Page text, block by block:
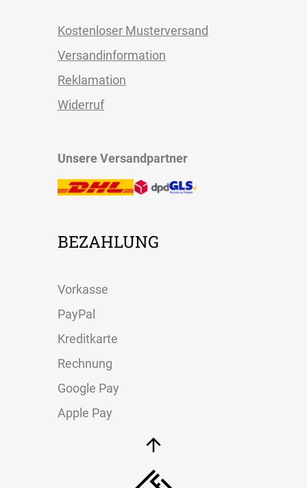
Kostenloser Musterversand
Versandinformation
Reklamation
Widerruf
Unsere Versandpartner
BEZAHLUNG
Vorkasse
PayPal
Kreditkarte
Rechnung
Google Pay
Apple Pay